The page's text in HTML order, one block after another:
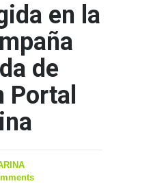
en la
de
Portal